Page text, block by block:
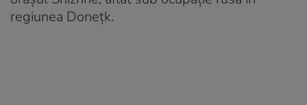
regiunea Donețk.